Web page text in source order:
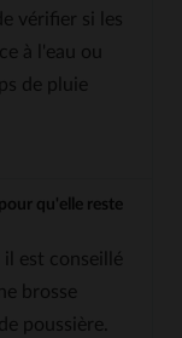
vérifier si les
à l'eau ou
de pluie
qu'elle reste
est conseillé
brosse
poussière.